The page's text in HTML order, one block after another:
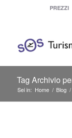
PREZZI
Tag Archivio
Sei in: Home / Blog /